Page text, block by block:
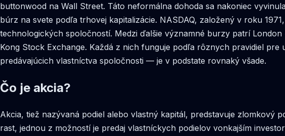
buttonwood na Wall Street. Táto neformálna dohoda sa nakoniec
búrz na svete podľa trhovej kapitalizácie. NASDAQ, založený v roku
technologických spoločností. Medzi ďalšie významné burzy patrí
Kong Stock Exchange. Každá z nich funguje podľa rôznych pravidiel
predávajúcich vlastníctva spoločnosti — je v podstate rovnaký všade.
Čo je akcia?
Akcia, tiež nazývaná podiel alebo vlastný kapitál, predstavuje zlomkový
rast, jednou z možností je predaj vlastníckych podielov vonkajším